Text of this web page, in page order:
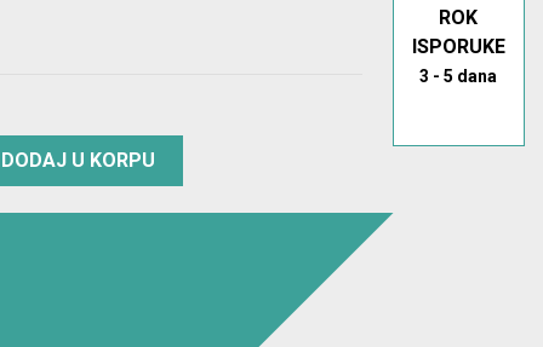
DODAJ U KORPU
ROK
ISPORUKE
3 - 5 dana